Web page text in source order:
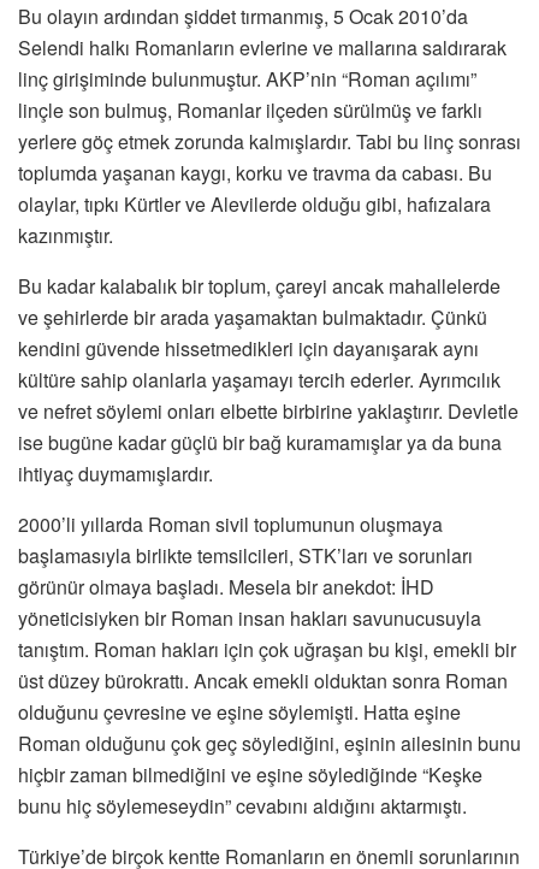
Bu olayın ardından şiddet tırmanmış, 5 Ocak 2010’da
Selendi halkı Romanların evlerine ve mallarına saldırarak
linç girişiminde bulunmuştur. AKP’nin “Roman açılımı”
linçle son bulmuş, Romanlar ilçeden sürülmüş ve farklı
yerlere göç etmek zorunda kalmışlardır. Tabi bu linç sonrası
toplumda yaşanan kaygı, korku ve travma da cabası. Bu
olaylar, tıpkı Kürtler ve Alevilerde olduğu gibi, hafızalara
kazınmıştır.
Bu kadar kalabalık bir toplum, çareyi ancak mahallelerde
ve şehirlerde bir arada yaşamaktan bulmaktadır. Çünkü
kendini güvende hissetmedikleri için dayanışarak aynı
kültüre sahip olanlarla yaşamayı tercih ederler. Ayrımcılık
ve nefret söylemi onları elbette birbirine yaklaştırır. Devletle
ise bugüne kadar güçlü bir bağ kuramamışlar ya da buna
ihtiyaç duymamışlardır.
2000’li yıllarda Roman sivil toplumunun oluşmaya
başlamasıyla birlikte temsilcileri, STK’ları ve sorunları
görünür olmaya başladı. Mesela bir anekdot: İHD
yöneticisiyken bir Roman insan hakları savunucusuyla
tanıştım. Roman hakları için çok uğraşan bu kişi, emekli bir
üst düzey bürokrattı. Ancak emekli olduktan sonra Roman
olduğunu çevresine ve eşine söylemişti. Hatta eşine
Roman olduğunu çok geç söylediğini, eşinin ailesinin bunu
hiçbir zaman bilmediğini ve eşine söylediğinde “Keşke
bunu hiç söylemeseydin” cevabını aldığını aktarmıştı.
Türkiye’de birçok kentte Romanların en önemli sorunlarının